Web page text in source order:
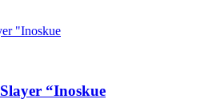
“Inoskue